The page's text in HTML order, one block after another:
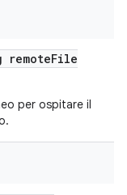
remoteFile
per ospitare il